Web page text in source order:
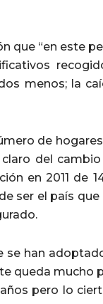
que “en este
menos; la
de
del
en 2011 de
ser el país
han
queda mucho
pero lo